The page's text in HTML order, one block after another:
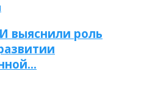
выяснили роль